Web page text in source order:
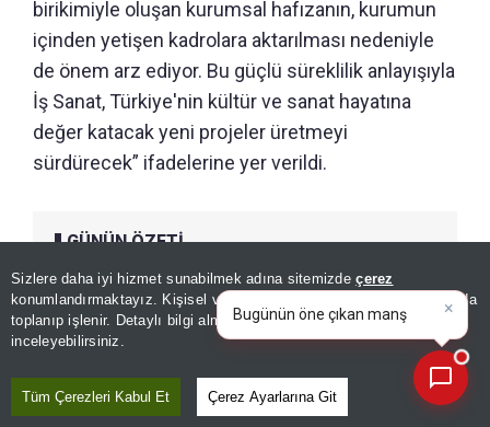
Sizlere daha iyi hizmet sunabilmek adına sitemizdeçerez
konumlandırmaktayız. Kişisel verileriniz, KVKK ve GDPR kapsamında
toplanıp işlenir. Detaylı bilgi almak içinAydınlatma Metnimizi
inceleyebilirsiniz.
Tüm Çerezleri Kabul Et Çerez Ayarlarına Git
birikimiyle oluşan kurumsal hafızanın, kurumun
içinden yetişen kadrolara aktarılması nedeniyle
de önem arz ediyor. Bu güçlü süreklilik anlayışıyla
İş Sanat, Türkiye'nin kültür ve sanat hayatına
değer katacak yeni projeler üretmeyi
sürdürecek” ifadelerine yer verildi.
GÜNÜN ÖZETİ
×
Bugünün öne çıkan manşetleri
ve gelişmeleri neler?|